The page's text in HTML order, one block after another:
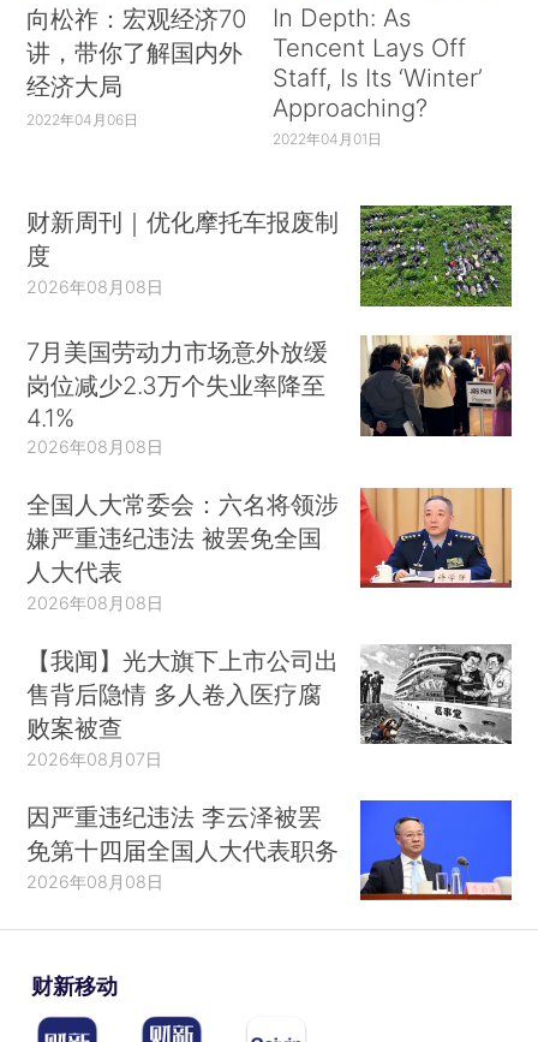
向松祚：宏观经济70
讲，带你了解国内外
经济大局
2022年04月06日
In Depth: As
Tencent Lays Off
Staff, Is Its ‘Winter’
Approaching?
2022年04月01日
财新周刊｜优化摩托车报废制
度
2026年08月08日
7月美国劳动力市场意外放缓
岗位减少2.3万个失业率降至
4.1%
2026年08月08日
全国人大常委会：六名将领涉
嫌严重违纪违法 被罢免全国
人大代表
2026年08月08日
【我闻】光大旗下上市公司出
售背后隐情 多人卷入医疗腐
败案被查
2026年08月07日
因严重违纪违法 李云泽被罢
免第十四届全国人大代表职务
2026年08月08日
财新移动